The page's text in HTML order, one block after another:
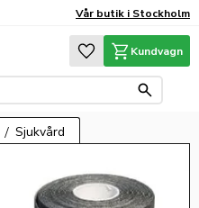
Vår butik i Stockholm
Favoriter
Kundvagn
Sjukvård